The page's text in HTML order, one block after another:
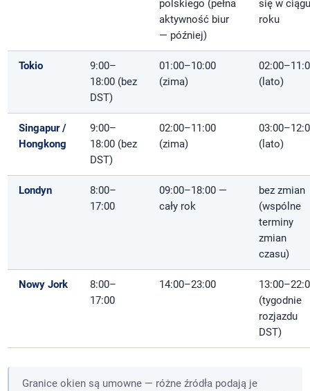
polskiego (pełna
aktywność biur
— później)
się w ciągu
roku
Tokio
9:00–
18:00 (bez
DST)
01:00–10:00
(zima)
(lato)
Singapur /
Hongkong
9:00–
18:00 (bez
DST)
02:00–11:00
(zima)
(lato)
Londyn
8:00–
17:00
09:00–18:00 —
cały rok
bez zmian
(wspólne
terminy
zmian
czasu)
Nowy Jork
8:00–
17:00
14:00–23:00
(tygodnie
rozjazdu
DST)
Granice okien są umowne — różne źródła podają je